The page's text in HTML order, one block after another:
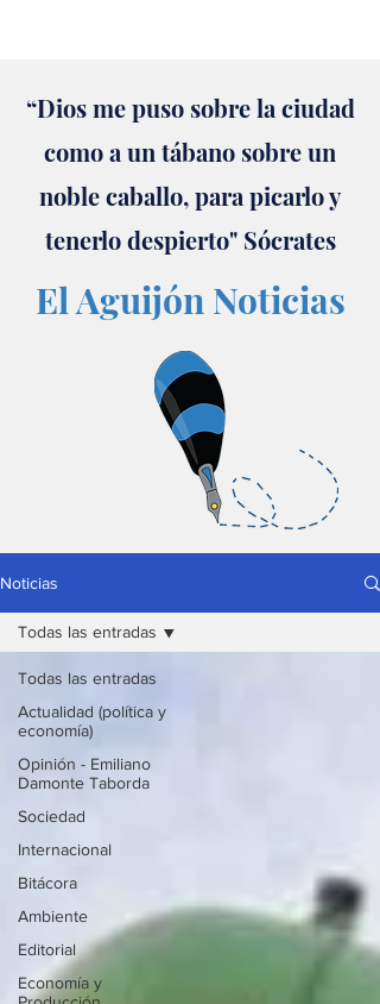
“Dios me puso sobre la ciudad
como a un tábano sobre un
noble caballo, para picarlo y
tenerlo despierto" Sócrates
El Aguijón Noticias
Noticias
Todas las entradas
Actualidad (política y
economía)
Opinión - Emiliano
Damonte Taborda
Sociedad
Internacional
Bitácora
Ambiente
Editorial
Economía y
Todas las entradas